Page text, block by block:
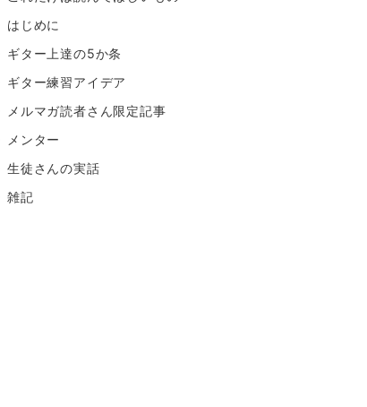
はじめに
ギター上達の5か条
ギター練習アイデア
メルマガ読者さん限定記事
メンター
生徒さんの実話
雑記